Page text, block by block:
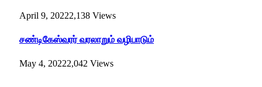
April 9, 20222,138 Views
சண்டிகேஸ்வரர் வரலாறும் வழிபாடும்
May 4, 20222,042 Views